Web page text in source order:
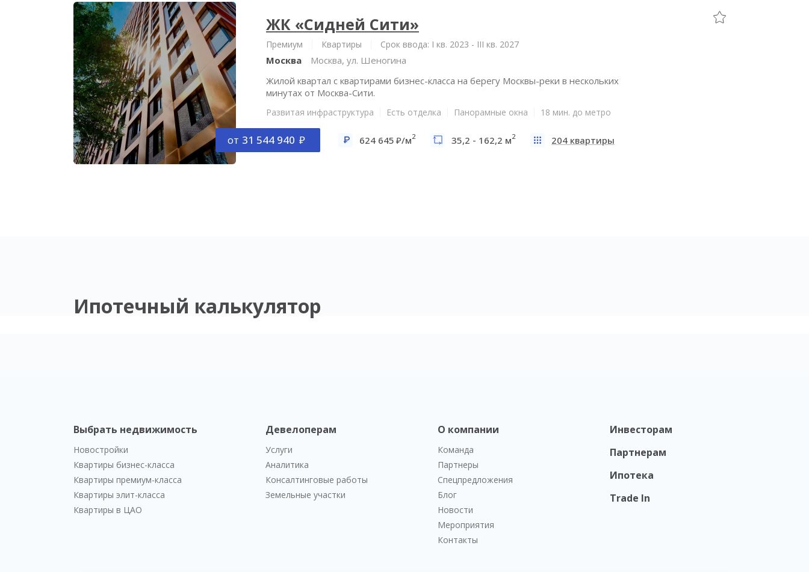
ЖК «Сидней Сити»
Премиум Квартиры Срок ввода: I кв. 2023 - III кв. 2027
Москва
Москва, ул. Шеногина
Жилой квартал с квартирами бизнес-класса на берегу Москвы-реки в нескольких
минутах от Москва-Сити.
Развитая инфраструктура Есть отделка Панорамные окна 18 мин. до метро
от 31 544 940 624 645 /м2 35,2 - 162,2 м2 204 квартиры
Ипотечный калькулятор
Выбрать недвижимость
Новостройки
Квартиры бизнес-класса
Квартиры премиум-класса
Квартиры элит-класса
Квартиры в ЦАО
Девелоперам
Услуги
Аналитика
Консалтинговые работы
Земельные участки
О компании
Команда
Партнеры
Спецпредложения
Блог
Новости
Мероприятия
Контакты
Инвесторам
Партнерам
Ипотека
Trade In